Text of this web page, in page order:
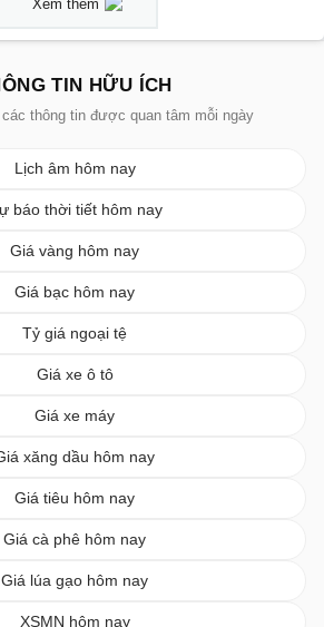
Xem thêm
TIN HỮU ÍCH
các thông tin được quan tâm mỗi ngày
Lịch âm hôm nay
báo thời tiết hôm nay
Giá vàng hôm nay
Giá bạc hôm nay
Tỷ giá ngoại tệ
Giá xe ô tô
Giá xe máy
xăng dầu hôm nay
Giá tiêu hôm nay
Giá cà phê hôm nay
Giá lúa gạo hôm nay
XSMN hôm nay